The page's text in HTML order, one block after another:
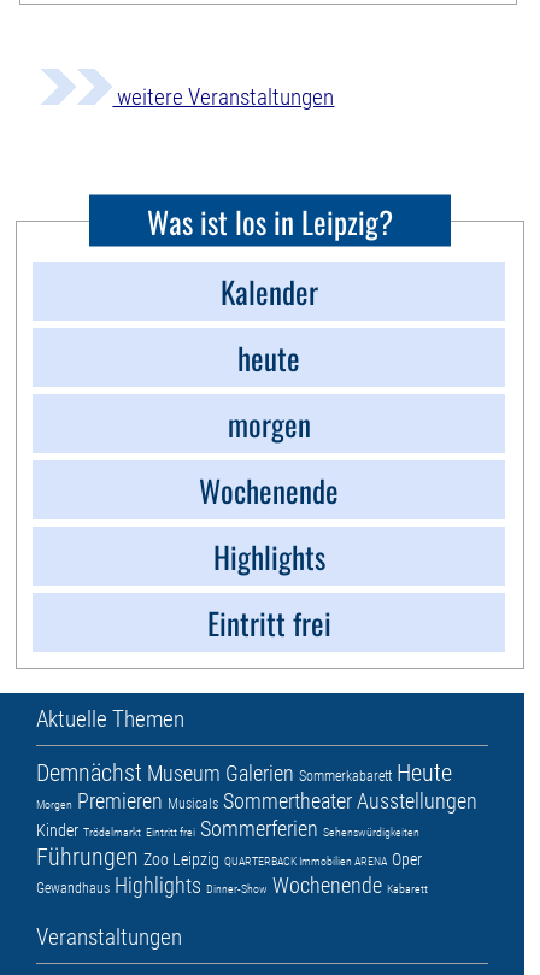
weitere Veranstaltungen
Was ist los in Leipzig?
Kalender
heute
morgen
Wochenende
Highlights
Eintritt frei
Aktuelle Themen
Demnächst Museum Galerien Sommerkabarett Heute
Morgen Premieren Musicals SommertheaterAusstellungen
Kinder Trödelmarkt Eintritt frei Sommerferien Sehenswürdigkeiten
Führungen Zoo Leipzig QUARTERBACK Immobilien ARENA Oper
Gewandhaus Highlights Dinner-Show Wochenende Kabarett
Veranstaltungen